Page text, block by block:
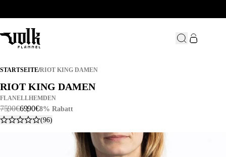
STARTSEITE/RIOT KING DAMEN
RIOT KING DAMEN
RIOT KING DAMEN
RIOT KING DAMEN
FLANELLHEMDEN
75,90€69,90€8% Rabatt
(96)